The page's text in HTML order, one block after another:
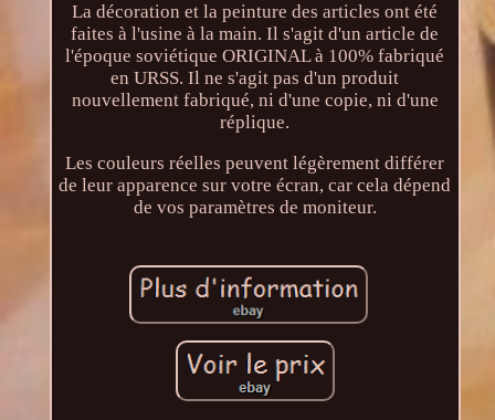
La décoration et la peinture des articles ont été
faites à l'usine à la main. Il s'agit d'un article de
l'époque soviétique ORIGINAL à 100% fabriqué
en URSS. Il ne s'agit pas d'un produit
nouvellement fabriqué, ni d'une copie, ni d'une
réplique.
Les couleurs réelles peuvent légèrement différer
de leur apparence sur votre écran, car cela dépend
de vos paramètres de moniteur.